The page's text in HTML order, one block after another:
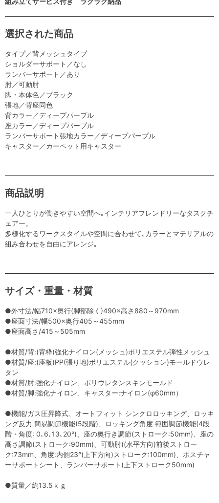
選択された商品
タイプ／背メッシュタイプ
ショルダーサポート／なし
ランバーサポート／あり
肘／可動肘
脚・本体色／ブラック
張地／背座同色
背カラー／ディープパープル
座カラー／ディープパープル
ランバーサポート張地カラー／ディープパープル
キャスター／カーペット用キャスター
商品説明
一人ひとりが働きやすい空間へ｡インテリアフレンドリーなタスクチ
ェアー。
多様化するワークスタイルや空間に合わせて､カラーとマテリアルの
組み合わせを自由にアレンジ｡
サイズ・重量・材質
●外寸法/幅710×奥行(脚部除く)490×高さ880～970mm
●座面寸法/幅500×奥行405～455mm
●座面高さ/415～505mm
●材質/背:(背枠)強化ナイロン(メッシュ)ポリエステル弾性メッシュ
●材質/座:(座板)PP(張り地)ポリエステル(クッション)モールドウレ
タン
●材質/肘:強化ナイロン、ポリウレタンスキンモールド
●材質/脚:強化ナイロン、キャスター:ナイロン(φ60mm）
●機能/ガス圧昇降式、オートフィット シンクロロッキング、ロッキ
ング反力 簡易調節機能(5段階)、ロッキング角度 範囲調節機能(4段
階・角度: 0､6､13､20°)、座の奥行き調節(ストローク:50mm)、座の
高さ調節(ストローク:90mm)、可動肘((水平方向)前後ストロー
ク:73mm、角度:内側23°(上下方向)ストローク:100mm)、ポスチャ
ーサポートシート、ランバーサポート(上下ストローク50mm)
●質量／約13.5ｋｇ